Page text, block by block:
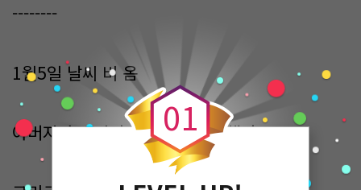
--------
1월5일 날씨 비 옴
아버지가 드디어 어머니와 화해했다.
0
0
1